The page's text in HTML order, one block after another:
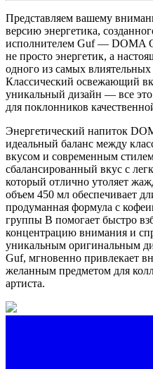
Представляем вашему
версию энергетика,
исполнителем Guf — DOMA
не просто энергетик, а
одного из самых
Классический освежающий
уникальный дизайн — все
для поклонников
Энергетический напиток
идеальный баланс между
вкусом и современным
сбалансированный вкус с
который отлично утоляет
объем 450 мл обеспечивает
продуманная формула с
группы B помогает быстро
концентрацию внимания и
уникальным оригинальным
Guf, мгновенно привлекает
желанным предметом для
артиста.